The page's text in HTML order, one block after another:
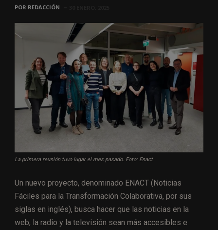
POR REDACCIÓN
La primera reunión tuvo lugar el mes pasado. Foto: Enact
Un nuevo proyecto, denominado ENACT (Noticias
Fáciles para la Transformación Colaborativa, por sus
siglas en inglés), busca hacer que las noticias en la
web, la radio y la televisión sean más accesibles e